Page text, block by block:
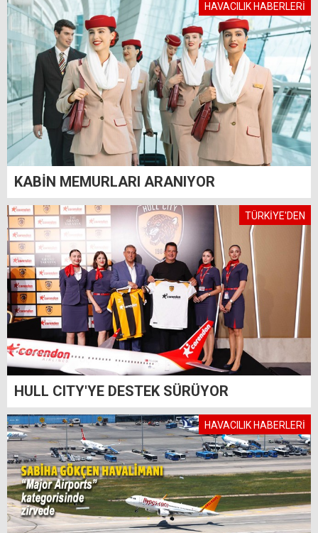
HAVACILIK HABERLERİ
KABİN MEMURLARI ARANIYOR
TÜRKİYE'DEN
HULL CITY'YE DESTEK SÜRÜYOR
HAVACILIK HABERLERİ